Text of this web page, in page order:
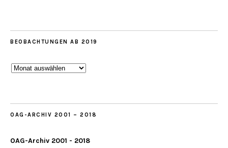
BEOBACHTUNGEN AB 2019
Beobachtungen
OAG-ARCHIV 2001 – 2018
OAG-Archiv 2001 - 2018